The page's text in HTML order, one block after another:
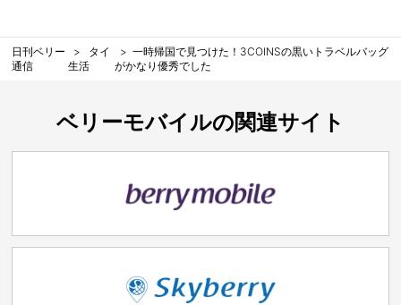
日刊ベリー
通信
タイ
生活
一時帰国で見つけた！3COINSの黒いトラベルバッグ
がかなり優秀でした
ベリーモバイルの関連サイト